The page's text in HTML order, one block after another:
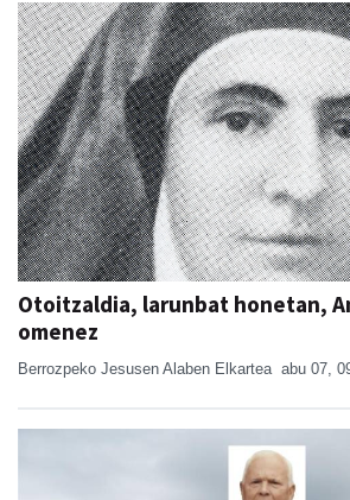
Otoitzaldia, larunbat honetan,
omenez
Berrozpeko Jesusen Alaben Elkartea abu 07,